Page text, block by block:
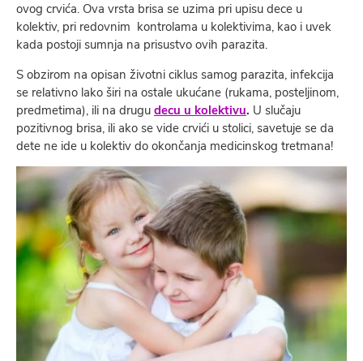
ovog crvića. Ova vrsta brisa se uzima pri upisu dece u
kolektiv, pri redovnim kontrolama u kolektivima, kao i uvek
kada postoji sumnja na prisustvo ovih parazita.
S obzirom na opisan životni ciklus samog parazita, infekcija
se relativno lako širi na ostale ukućane (rukama, posteljinom,
predmetima), ili na drugu decu u kolektivu. U slučaju
pozitivnog brisa, ili ako se vide crvići u stolici, savetuje se da
dete ne ide u kolektiv do okončanja medicinskog tretmana!